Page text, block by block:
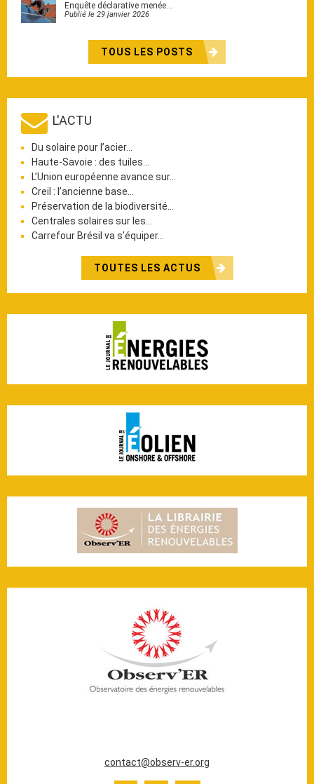
Enquête déclarative menée…
Publié le 29 janvier 2026
TOUS LES POSTS
L'ACTU
Du solaire pour l’acier…
Haute-Savoie : des tuiles…
L’Union européenne avance sur…
Creil : l’ancienne base…
Préservation de la biodiversité…
Centrales solaires sur les…
Carrefour Brésil va s’équiper…
TOUTES LES ACTUS
contact@observ-er.org